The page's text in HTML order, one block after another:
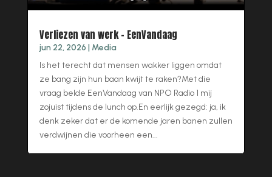
Verliezen van werk – EenVandaag
jun 22, 2026 | Media
Is het terecht dat mensen wakker liggen omdat
ze bang zijn hun baan kwijt te raken?Met die
vraag belde EenVandaag van NPO Radio 1 mij
zojuist tijdens de lunch op.En eerlijk gezegd: ja, ik
denk zeker dat er de komende jaren banen zullen
verdwijnen die voorheen een...